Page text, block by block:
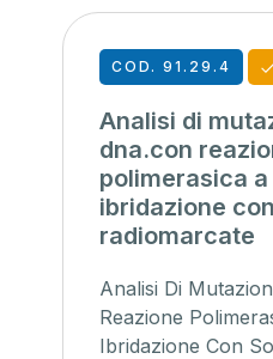
COD. 91.29.4
Analisi di
dna.con
polimerasica
ibridazione
radiomarcate
Analisi Di
Reazione
Ibridazione Con